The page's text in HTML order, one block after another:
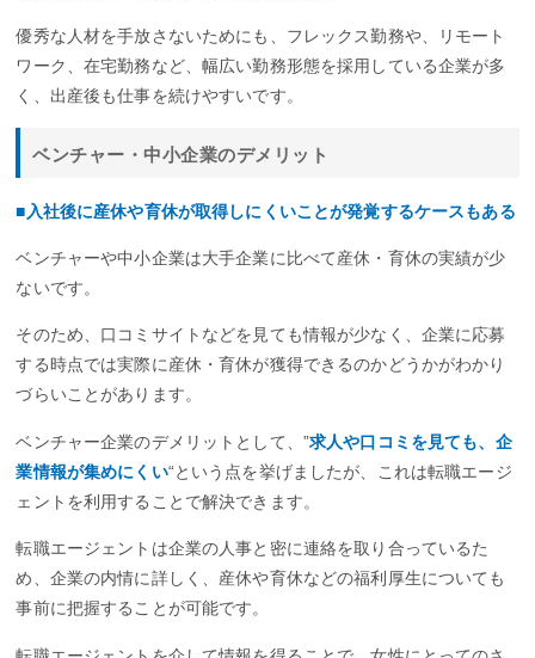
優秀な人材を手放さないためにも、フレックス勤務や、リモート
ワーク、在宅勤務など、幅広い勤務形態を採用している企業が多
く、出産後も仕事を続けやすいです。
ベンチャー・中小企業のデメリット
■入社後に産休や育休が取得しにくいことが発覚するケースもある
ベンチャーや中小企業は大手企業に比べて産休・育休の実績が少
ないです。
そのため、口コミサイトなどを見ても情報が少なく、企業に応募
する時点では実際に産休・育休が獲得できるのかどうかがわかり
づらいことがあります。
ベンチャー企業のデメリットとして、”求人や口コミを見ても、企
業情報が集めにくい“という点を挙げましたが、これは転職エージ
ェントを利用することで解決できます。
転職エージェントは企業の人事と密に連絡を取り合っているた
め、企業の内情に詳しく、産休や育休などの福利厚生についても
事前に把握することが可能です。